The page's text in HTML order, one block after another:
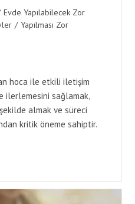
Evde Yapılabilecek Zor
/ Yapılması Zor
hoca ile etkili iletişim
ilerlemesini sağlamak,
almak ve süreci
kritik öneme sahiptir.